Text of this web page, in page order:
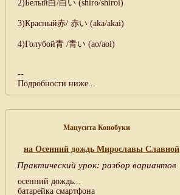
2)Белый白/白い (shiro/shiroi)
3)Красный赤/ 赤い (aka/akai)
4)Голубой青 /青い (ao/aoi)
--
Подробности ниже...
Мацусита Конобуки
на Осенний дождь Мирославы Славной
Практический урок: разбор вариантов
осенний дождь...
батарейка смартфона